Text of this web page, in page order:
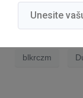
blkrczm